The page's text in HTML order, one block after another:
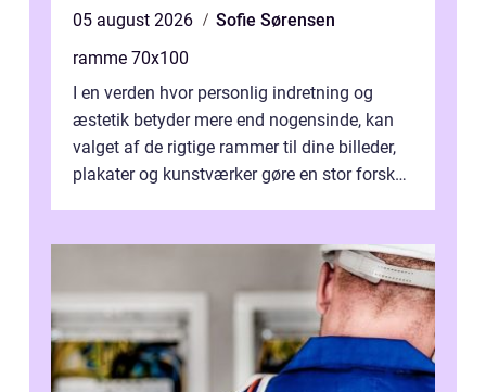
05 august 2026
Sofie Sørensen
ramme 70x100
I en verden hvor personlig indretning og
æstetik betyder mere end nogensinde, kan
valget af de rigtige rammer til dine billeder,
plakater og kunstværker gøre en stor forskel.